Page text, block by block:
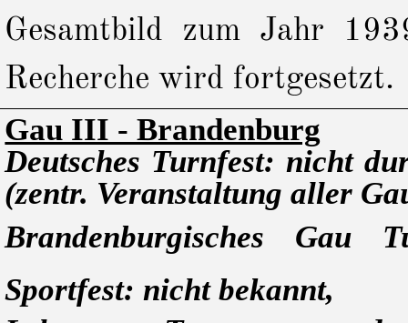
Gesamtbild zum Jahr
Recherche wird fortgesetzt.
Gau III - Brandenburg
Deutsches Turnfest: nicht
(zentr. Veranstaltung aller
Brandenburgisches Gau
Sportfest: nicht bekannt,